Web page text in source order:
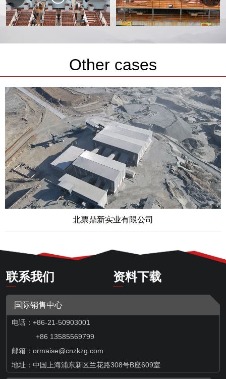
Other cases
舟山海港大衢山砂石生产线
联系我们 资料下载
国际销售中心
电话：+86-21-50903001
+86 13585569799
邮箱： ormaise@cnzkzg.com
地址：中国上海浦东新区兰花路308号B座609室